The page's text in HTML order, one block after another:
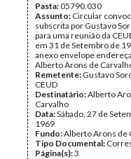
Pasta:05790.030
Assunto: Circular
subscrita por Gustavo
para uma reunião da
em 31 de Setembro de
anexo envelope
Alberto Arons de
Remetente: Gustavo
CEUD
Destinatário:Alberto
Carvalho
Data:Sábado, 27 de
1969
Fundo:Alberto Arons de
Tipo Documental:
Página(s):3